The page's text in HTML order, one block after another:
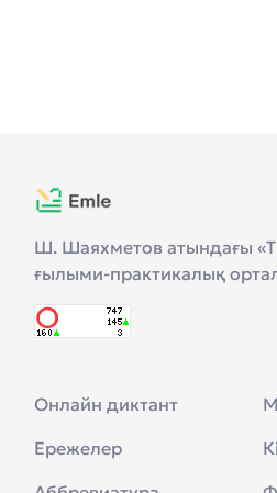
Ш. Шаяхметов атындағы
ғылыми-практикалық
Онлайн диктант
Ережелер